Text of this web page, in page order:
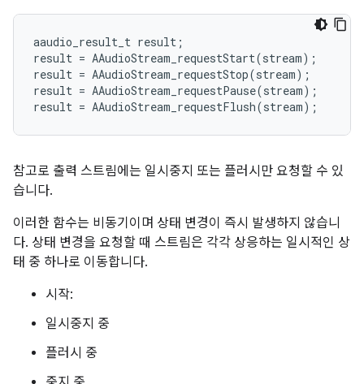
aaudio_result_t result ;
result = AAudioStream_requestStart(stream);
result = AAudioStream_requestStop(stream);
result = AAudioStream_requestPause(stream);
result = AAudioStream_requestFlush(stream);
참고로 출력 스트림에는 일시중지 또는 플러시만 요청할 수 있
습니다.
이러한 함수는 비동기이며 상태 변경이 즉시 발생하지 않습니
다. 상태 변경을 요청할 때 스트림은 각각 상응하는 일시적인 상
태 중 하나로 이동합니다.
시작:
일시중지 중
플러시 중